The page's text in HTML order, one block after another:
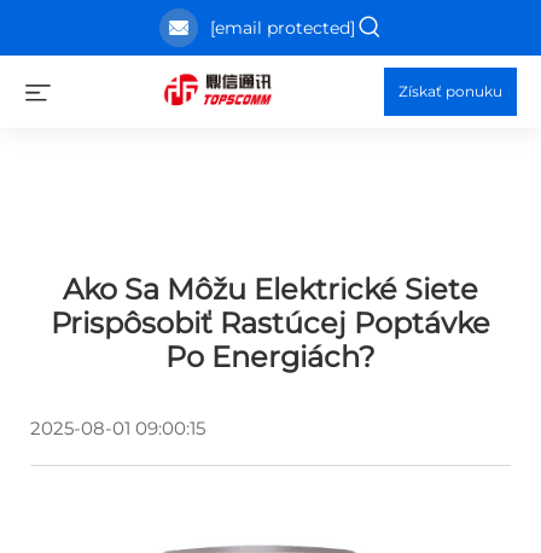
[email protected]
Získať ponuku
Ako Sa Môžu Elektrické Siete
Prispôsobiť Rastúcej Poptávke
Po Energiách?
2025-08-01 09:00:15